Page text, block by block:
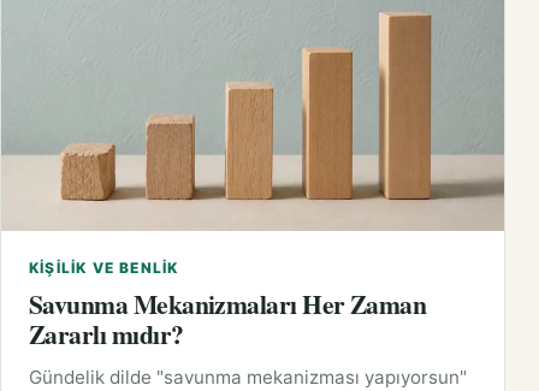
KIŞILIK VE BENLIK
Savunma Mekanizmaları Her Zaman
Zararlı mıdır?
Gündelik dilde "savunma mekanizması yapıyorsun"